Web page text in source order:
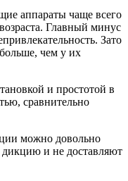
аппараты чаще всего
Главный минус
Зато
чем у их
и простотой в
сравнительно
можно довольно
и не доставляют